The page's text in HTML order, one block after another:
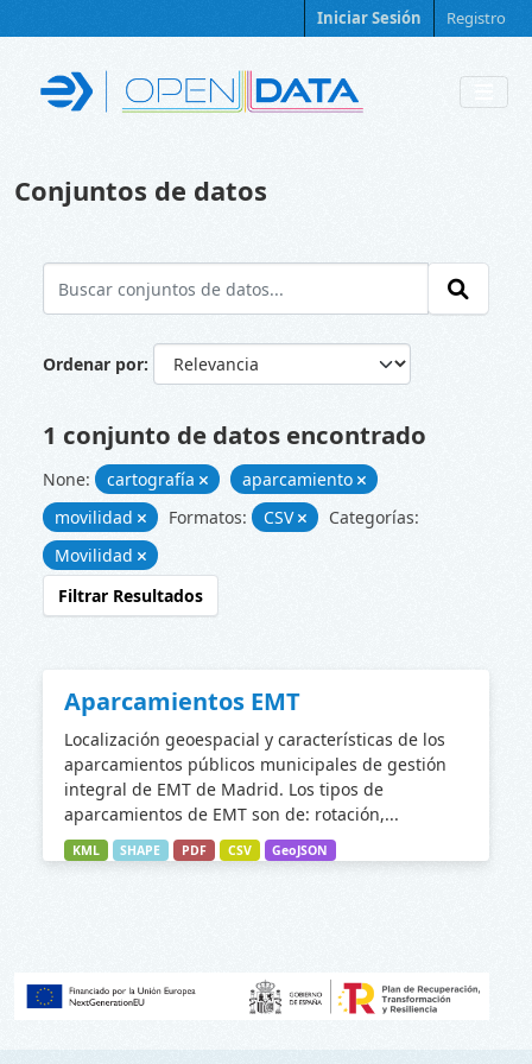
Iniciar Sesión Registro
Conjuntos de datos
Ordenar por
1 conjunto de datos encontrado
None: cartografía
aparcamiento
movilidad
Formatos: CSV
Categorías:
Movilidad
Filtrar Resultados
Aparcamientos EMT
Localización geoespacial y características de los
aparcamientos públicos municipales de gestión
integral de EMT de Madrid. Los tipos de
aparcamientos de EMT son de: rotación,...
KML SHAPE PDF CSV GeoJSON